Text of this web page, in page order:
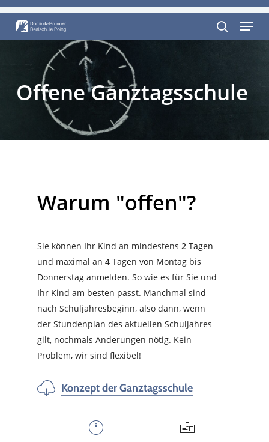
Skip
main
search
Menu
OffeneGanztagsschule
Warum "offen"?
Sie können Ihr Kind an mindestens 2Tagen
und maximal an 4Tagen von Montag bis
Donnerstag anmelden. So wie es für Sie und
Ihr Kind am besten passt. Manchmal sind
nach Schuljahresbeginn, also dann, wenn
der Stundenplan des aktuellen Schuljahres
gilt, nochmals Änderungen nötig. Kein
Problem, wir sind flexibel!
Konzept der Ganztagsschule
Close